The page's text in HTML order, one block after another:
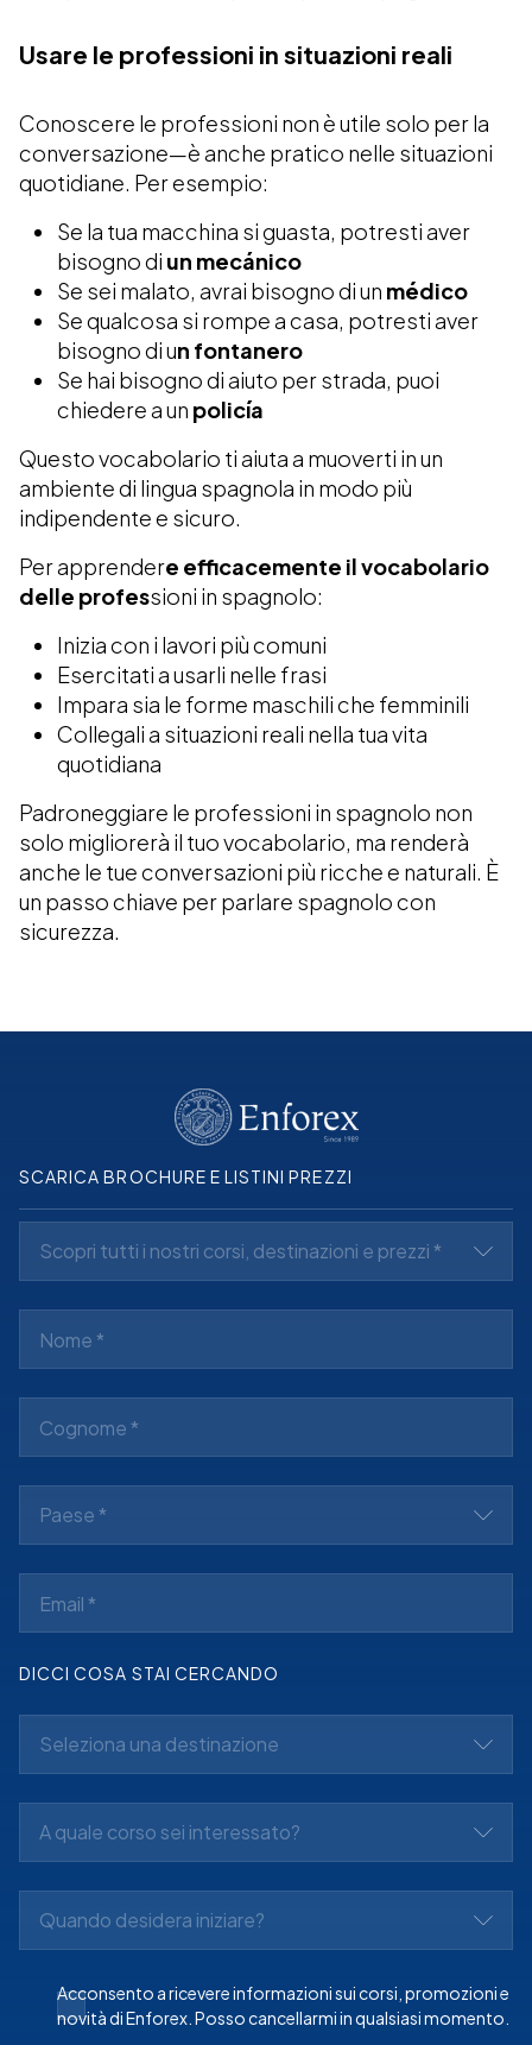
Usare le professioni in situazioni reali
Conoscere le professioni non è utile solo per la
conversazione—è anche pratico nelle situazioni
quotidiane. Per esempio:
Se la tua macchina si guasta, potresti aver
bisogno di un mecánico
Se sei malato, avrai bisogno di un médico
Se qualcosa si rompe a casa, potresti aver
bisogno di un fontanero
Se hai bisogno di aiuto per strada, puoi
chiedere a un policía
Questo vocabolario ti aiuta a muoverti in un
ambiente di lingua spagnola in modo più
indipendente e sicuro.
Per apprendere efficacemente il vocabolario
delle professioni in spagnolo:
Inizia con i lavori più comuni
Esercitati a usarli nelle frasi
Impara sia le forme maschili che femminili
Collegali a situazioni reali nella tua vita
quotidiana
Padroneggiare le professioni in spagnolo non
solo migliorerà il tuo vocabolario, ma renderà
anche le tue conversazioni più ricche e naturali. È
un passo chiave per parlare spagnolo con
sicurezza.
SCARICA BROCHURE E LISTINI PREZZI
Scopri tutti i nostri corsi, destinazioni e prezzi *
Paese *
DICCI COSA STAI CERCANDO
Seleziona una destinazione
A quale corso sei interessato?
Quando desidera iniziare?
Acconsento a ricevere informazioni sui corsi, promozioni e
novità di Enforex. Posso cancellarmi in qualsiasi momento.